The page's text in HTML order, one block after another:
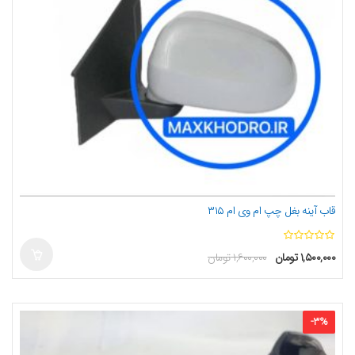
قاب آینه بغل چپ ام وی ام ۳۱۵
۱,۶۰۰,۰۰۰تومان ۱,۵۰۰,۰۰۰تومان
-3%